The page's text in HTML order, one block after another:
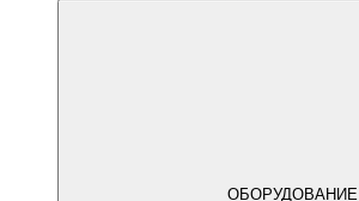
ОБОРУДОВАНИЕ